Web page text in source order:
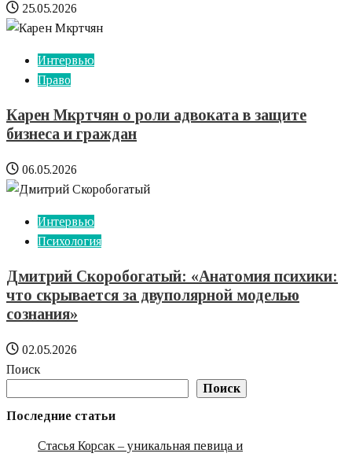
25.05.2026
Интервью
Право
Карен Мкртчян о роли адвоката в защите
бизнеса и граждан
06.05.2026
Интервью
Психология
Дмитрий Скоробогатый: «Анатомия психики:
что скрывается за двуполярной моделью
сознания»‎
02.05.2026
Поиск
Поиск
Последние статьи
Стасья Корсак – уникальная певица и